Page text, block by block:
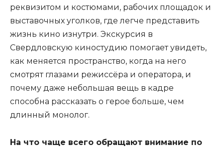
реквизитом и костюмами, рабочих площадок и
выставочных уголков, где легче представить
жизнь кино изнутри. Экскурсия в
Свердловскую киностудию помогает увидеть,
как меняется пространство, когда на него
смотрят глазами режиссёра и оператора, и
почему даже небольшая вещь в кадре
способна рассказать о герое больше, чем
длинный монолог.
На что чаще всего обращают внимание по